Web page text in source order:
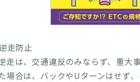
走防止
走は、交通違反のみならず、重大
場合は、バックやUターンはせず